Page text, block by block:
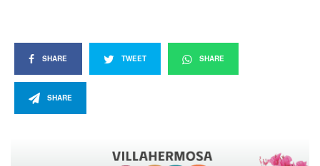
SHARE TWEET SHARE
SHARE